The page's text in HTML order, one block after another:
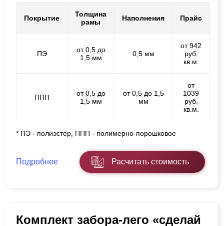
Покрытие
Толщина
рамы
Наполнения Прайс
ПЭ
от 0,5 до
1,5 мм
0,5 мм
от 942
руб.
кв.м.
ППП
от 0,5 до
1,5 мм
от 0,5 до 1,5
мм
от
1039
руб.
кв.м.
* ПЭ - полиэстер, ППП - полимерно-порошковое
Подробнее Расчитать стоимость
Комплект забора-лего «сделай